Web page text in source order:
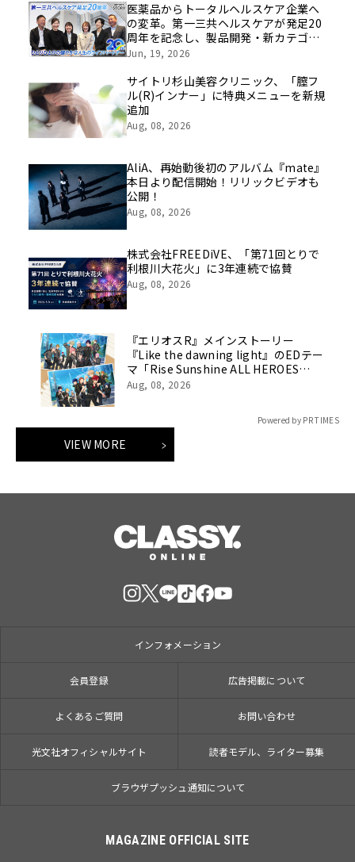
医薬品からトータルヘルスケア企業へ
の変革。第一三共ヘルスケアが発足20
周年を記念し、製品開発・新カテゴリ
挑戦の舞台や旧社統合時のエピソード
像を公開！
Jun, 19, 2026
サイトリ杉山美容クリニック、「膣フ
ル(R)インナー」に特典メニューを新規
追加
Aug, 08, 2026
AliA、再始動後初のアルバム『mate』
本日より配信開始！リリックビデオも
公開！
Aug, 08, 2026
株式会社FREEDiVE、「第71回とりで
利根川大花火」に3年連続で協賛
Aug, 08, 2026
『エリオスR』メインストーリー
『Like the dawning light』のEDテー
マ「Rise Sunshine ALL HEROES
Ver.」がフルサイズ配信決定！
Aug, 08, 2026
Powered by PR TIMES
VIEW MORE
インフォメーション
会員登録 広告掲載について
よくあるご質問 お問い合わせ
光文社オフィシャルサイト 読者モデル、ライター募集
ブラウザプッシュ通知について
MAGAZINE OFFICIAL SITE